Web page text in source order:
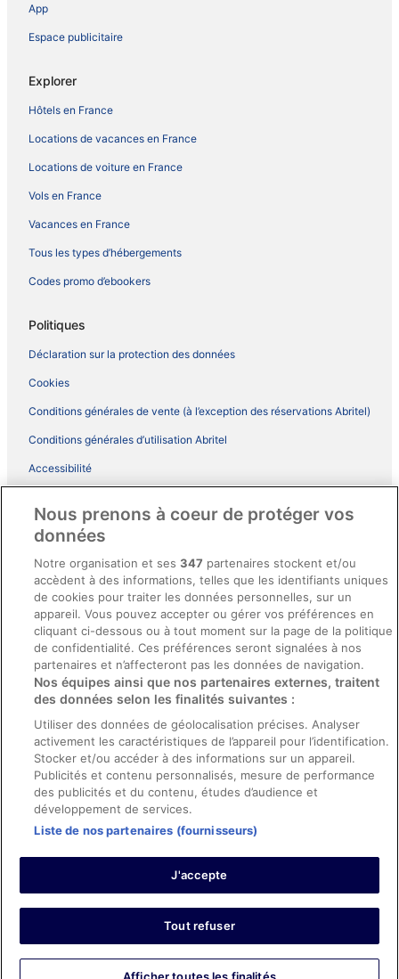
App
Espace publicitaire
Explorer
Hôtels en France
Locations de vacances en France
Locations de voiture en France
Vols en France
Vacances en France
Tous les types d’hébergements
Codes promo d’ebookers
Politiques
Déclaration sur la protection des données
Cookies
Conditions générales de vente (à l’exception des réservations Abritel)
Conditions générales d’utilisation Abritel
Accessibilité
Conditions générales du programme BONUS+ d’ebookers
Directives de contenu et signalement de contenus
Aide
Soutien
Annuler votre réservation d’hôtel ou de propriété de vacances
Échéances de remboursement
Utiliser un coupon ebookers
Electron, CartaSi, Carte Bleue, PayPal et Eurocard.
© 2026 Expedia, Inc., une entreprise d’Expedia Group. Tous droits
réservés. ebookers et le logo ebookers sont des marques
commerciales ou des marques déposées d’Expedia, Inc.
Nous prenons à coeur de protéger vos
données
Notre organisation et ses347 partenaires stockent et/ou
accèdent à des informations, telles que les identifiants uniques
de cookies pour traiter les données personnelles, sur un
appareil. Vous pouvez accepter ou gérer vos préférences en
cliquant ci-dessous ou à tout moment sur la page de la politique
de confidentialité. Ces préférences seront signalées à nos
partenaires et n’affecteront pas les données de navigation.
Nos équipes ainsi que nos partenaires externes, traitent
des données selon les finalités suivantes :
Utiliser des données de géolocalisation précises. Analyser
activement les caractéristiques de l’appareil pour l’identification.
Stocker et/ou accéder à des informations sur un appareil.
Publicités et contenu personnalisés, mesure de performance
des publicités et du contenu, études d’audience et
développement de services.
Liste de nos partenaires (fournisseurs)
J'accepte
Tout refuser